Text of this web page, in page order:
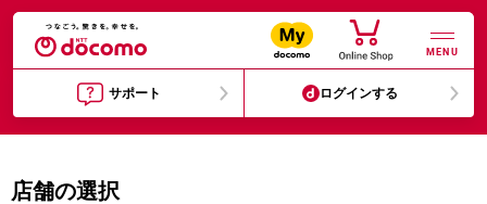
MENU
サポート ログインする
店舗の選択